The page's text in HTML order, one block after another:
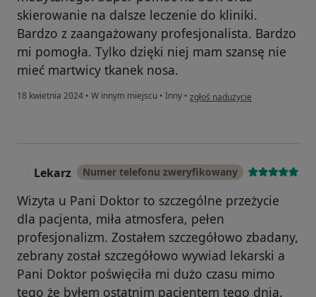
skierowanie na dalsze leczenie do kliniki.
Bardzo z zaangażowany profesjonalista. Bardzo
mi pomogła. Tylko dzięki niej mam szansę nie
mieć martwicy tkanek nosa.
18 kwietnia 2024 • W innym miejscu • Inny • w opinii użytkownika Mariusz
zgłoś nadużycie
Lekarz Numer telefonu zweryfikowany
Wizyta u Pani Doktor to szczególne przeżycie
dla pacjenta, miła atmosfera, pełen
profesjonalizm. Zostałem szczegółowo zbadany,
zebrany został szczegółowo wywiad lekarski a
Pani Doktor poświęciła mi dużo czasu mimo
tego że byłem ostatnim pacjentem tego dnia.